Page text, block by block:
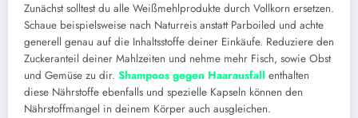
Zunächst solltest du alle Weißmehlprodukte durch Vollkorn ersetzen.
Schaue beispielsweise nach Naturreis anstatt Parboiled und achte
generell genau auf die Inhaltsstoffe deiner Einkäufe. Reduziere den
Zuckeranteil deiner Mahlzeiten und nehme mehr Fisch, sowie Obst
und Gemüse zu dir. Shampoos gegen Haarausfall enthalten
diese Nährstoffe ebenfalls und spezielle Kapseln können den
Nährstoffmangel in deinem Körper auch ausgleichen.